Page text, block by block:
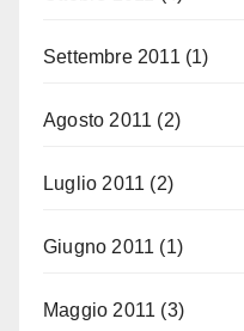
Settembre 2011 (1)
Agosto 2011 (2)
Luglio 2011 (2)
Giugno 2011 (1)
Maggio 2011 (3)